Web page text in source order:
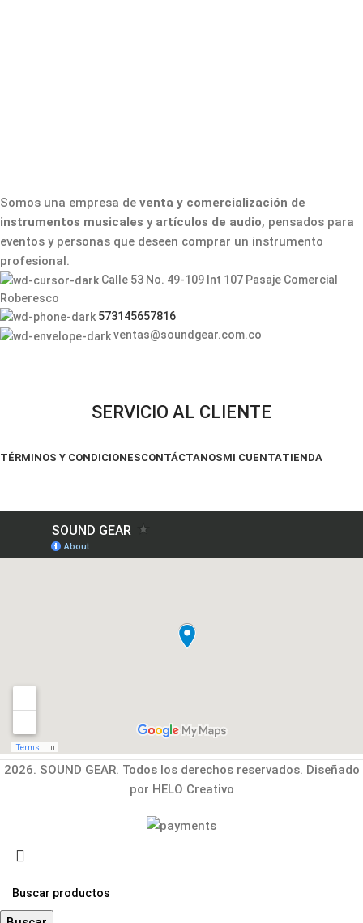
Somos una empresa de venta y comercialización de
instrumentos musicales yartículos de audio, pensados para
eventos y personas que deseen comprar un instrumento
profesional.
Calle 53 No. 49-109 Int 107 Pasaje Comercial
Roberesco
573145657816
ventas@soundgear.com.co
SERVICIO AL CLIENTE
TÉRMINOS Y CONDICIONESCONTÁCTANOSMI CUENTATIENDA
2026. SOUND GEAR. Todos los derechos reservados. Diseñado
por HELO Creativo